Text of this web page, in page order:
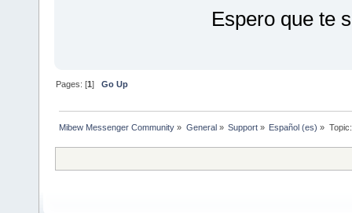
Espero que te
Pages: [1]Go Up
Mibew Messenger Community » General» Support» Español (es) »